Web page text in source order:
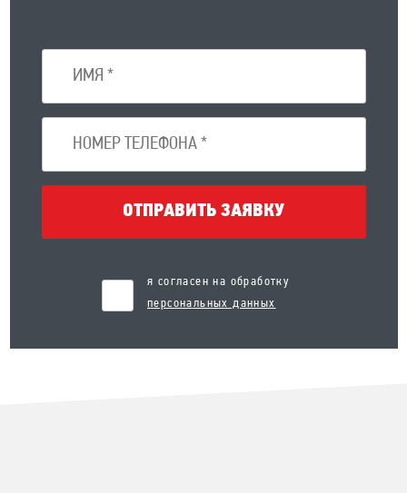
ОТПРАВИТЬ ЗАЯВКУ
я согласен на обработку
персональных данных